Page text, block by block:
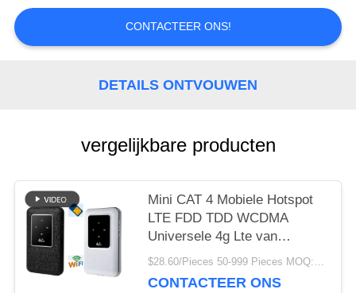
PRIVACY
CONTACTEER ONS!
DETAILS ONTVOUWEN
vergelijkbare producten
Mini CAT 4 Mobiele Hotspot
LTE FDD TDD WCDMA
Universele 4g Lte van
Draagbare 4G
CONTACTEER ONS